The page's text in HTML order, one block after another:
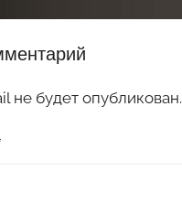
не будет опубликован.